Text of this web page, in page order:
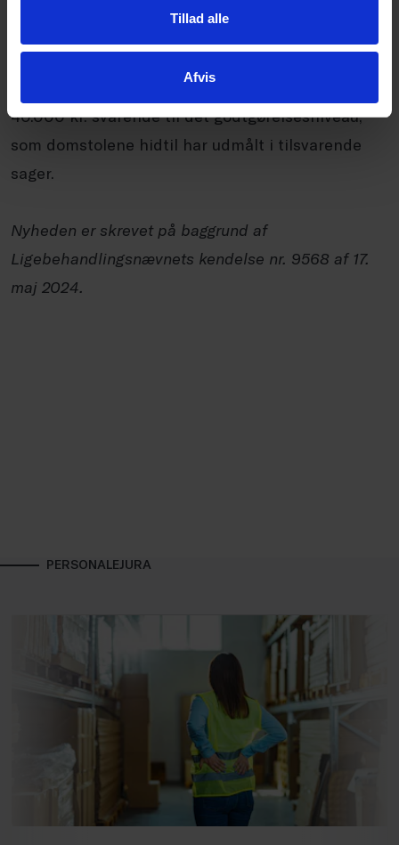
Tillad alle
Afvis
50.000 kr. for chikanen, selvom medarbejderen,
der var repræsenteret af sin faglige organisation,
alene havde rejst krav om en godtgørelse på
40.000 kr. svarende til det godtgørelsesniveau,
som domstolene hidtil har udmålt i tilsvarende
sager.
Nyheden er skrevet på baggrund af
Ligebehandlingsnævnets kendelse nr. 9568 af 17.
maj 2024.
PERSONALEJURA